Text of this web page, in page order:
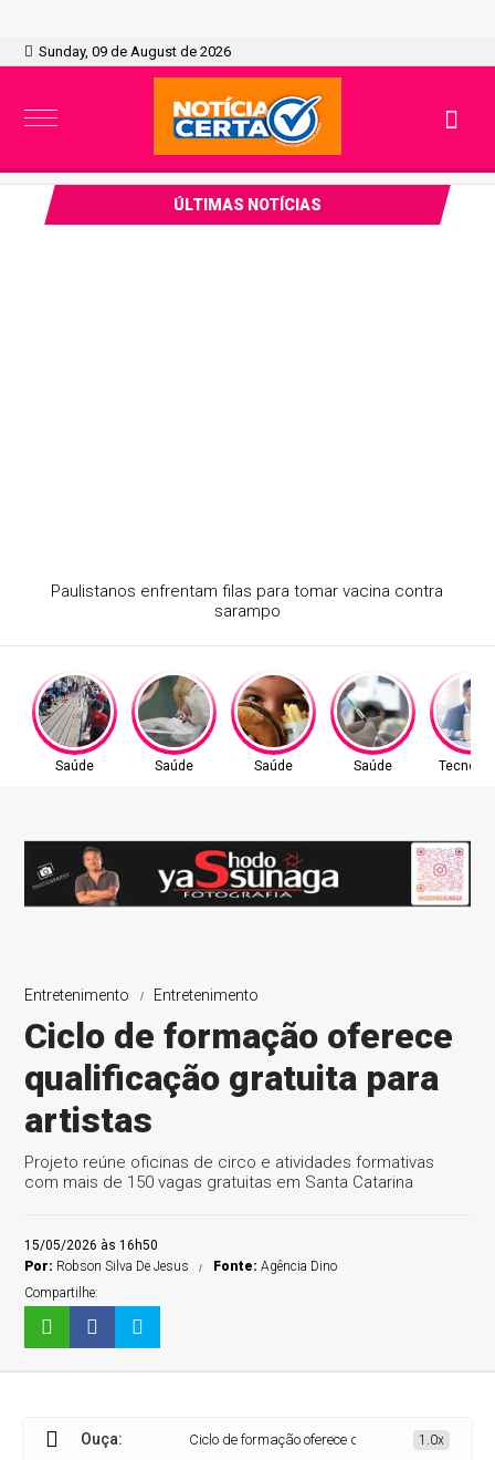
Sunday, 09 de August de 2026
ÚLTIMAS NOTÍCIAS
Atraso na ampliação do teste do pezinho dificulta
diagnóstico da AME
Saúde Saúde Saúde Saúde
Entretenimento Entretenimento
Ciclo de formação oferece
qualificação gratuita para
artistas
Projeto reúne oficinas de circo e atividades formativas
com mais de 150 vagas gratuitas em Santa Catarina
15/05/2026 às 16h50
Por: Robson Silva De Jesus Fonte:Agência Dino
Compartilhe:
Ouça: Ciclo de formação oferece qualificação gratuita
1.0x